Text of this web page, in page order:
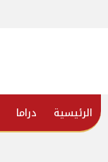
الرئيسية دراما